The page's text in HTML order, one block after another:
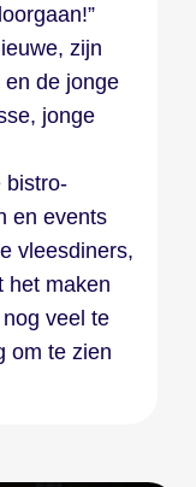
zijn
de jonge
jonge
bistro-
en events
vleesdiners,
het maken
veel te
om te zien